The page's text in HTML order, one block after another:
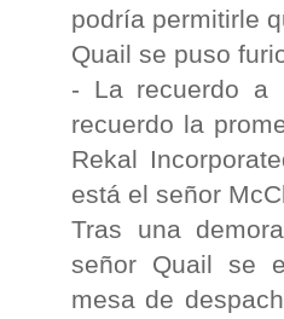
podría permitirle
Quail se puso
- La recuerdo a
recuerdo la
Rekal
está el señor
Tras una
señor Quail se
mesa de